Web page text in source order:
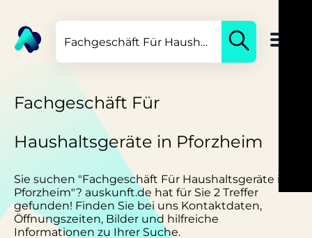
Fachgeschäft Für
Haushaltsgeräte in Pforzheim
Sie suchen "Fachgeschäft Für Haushaltsgeräte in
Pforzheim"? auskunft.de hat für Sie 2 Treffer
gefunden! Finden Sie bei uns Kontaktdaten,
Öffnungszeiten, Bilder und hilfreiche
Informationen zu Ihrer Suche.